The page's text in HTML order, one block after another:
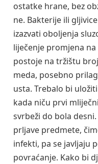
ostatke hrane, bez
ne. Bakterije ili
izazvati oboljenja
liječenje promjena
postoje na tržištu
meda, posebno
usta. Trebalo bi
kada niču prvi
svrbeži do bola
prljave predmete,
infekti, pa se javljaju
povraćanje. Kako bi